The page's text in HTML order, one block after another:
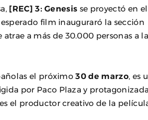
[REC] 3: Genesis se proyectó en el
film inauguraró la sección
atrae a más de 30.000 personas a la
el próximo30 de marzo, es
por Paco Plaza y
el productor creativo de la